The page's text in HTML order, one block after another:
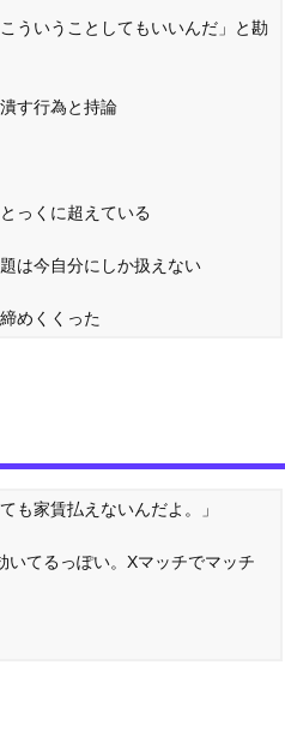
ういうことしてもいいんだ」と勘
す行為と持論
っくに超えている
は今自分にしか扱えない
めくくった
も家賃払えないんだよ。」
いてるっぽい。Xマッチでマッチ